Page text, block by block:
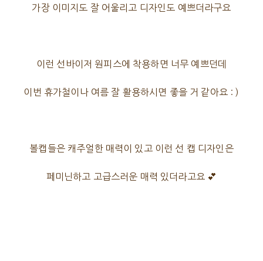
가장 이미지도 잘 어울리고 디자인도 예쁘더라구요
이런 선바이저 원피스에 착용하면 너무 예쁘던데
이번 휴가철이나 여름 잘 활용하시면 좋을 거 같아요 : )
볼캡들은 캐주얼한 매력이 있고 이런 선 캡 디자인은
페미닌하고 고급스러운 매력 있더라고요 💕